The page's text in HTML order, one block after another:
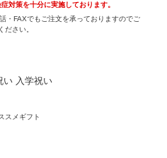
対策を十分に実施しております。
・FAXでもご注文を承っておりますのでご
ださい。
スメギフト